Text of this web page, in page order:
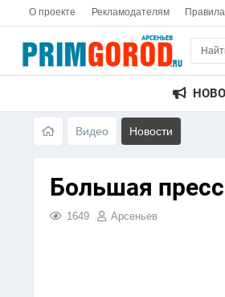
О проекте Рекламодателям Правила
Видео Новости
Большая
1649 Арсеньев